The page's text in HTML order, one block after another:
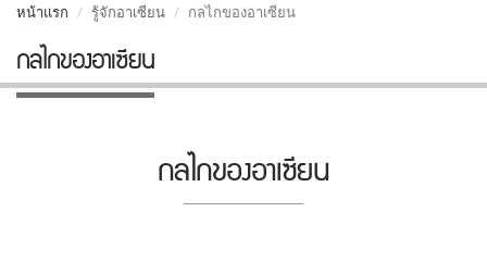
หน้าแรก รู้จักอาเซียน กลไกของอาเซียน
กลไกของอาเซียน
กลไกของอาเซียน